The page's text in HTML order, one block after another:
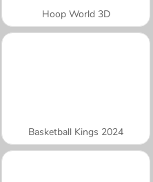
Hoop World 3D
Basketball Kings 2024